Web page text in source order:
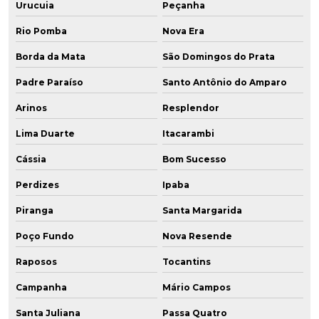
Urucuia Peçanha
Rio Pomba Nova Era
Borda da Mata São Domingos do Prata
Padre Paraíso Santo Antônio do Amparo
Arinos Resplendor
Lima Duarte Itacarambi
Cássia Bom Sucesso
Perdizes Ipaba
Piranga Santa Margarida
Poço Fundo Nova Resende
Raposos Tocantins
Campanha Mário Campos
Santa Juliana Passa Quatro